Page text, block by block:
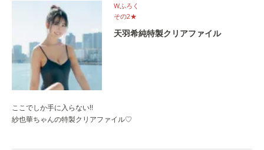
Wふろく
その2★
天羽希純特製クリアファイル
ここでしか手に入らない‼
紗也華ちゃんの特製クリアファイル♡